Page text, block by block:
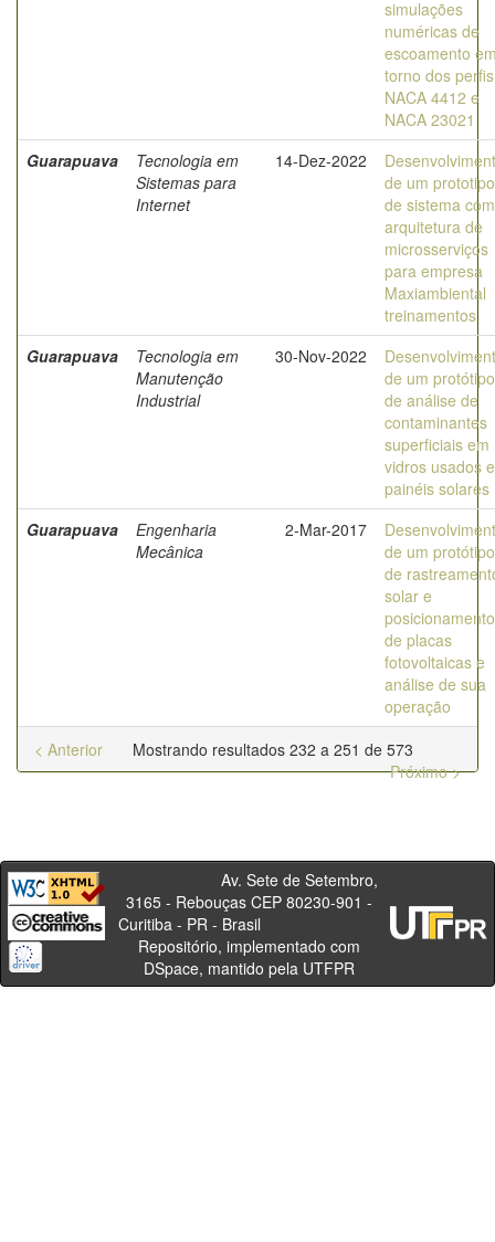
simulações
numéricas de
escoamento
torno dos perfis
NACA 4412 e
NACA 23021
Guarapuava
Tecnologia em
Sistemas para
Internet
14-Dez-2022
de um prototipo
de sistema com
arquitetura de
microsserviços
para empresa
Maxiambiental
treinamentos
Guarapuava
Tecnologia em
Manutenção
Industrial
30-Nov-2022
de um protótipo
de análise de
contaminantes
superficiais em
vidros usados
painéis solares
Guarapuava
Engenharia
Mecânica
2-Mar-2017
de um protótipo
de
solar e
posicionamento
de placas
fotovoltaicas e
análise de sua
operação
Mostrando resultados 232 a 251 de 573
< Anterior
Próximo >
Av. Sete de Setembro,
3165 - Rebouças CEP 80230-901 -
Curitiba - PR - Brasil
Repositório, implementado com
DSpace, mantido pela UTFPR